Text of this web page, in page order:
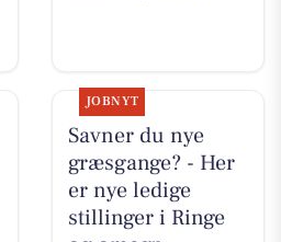
JOBNYT
Savner du nye
græsgange? - Her
er nye ledige
stillinger i Ringe